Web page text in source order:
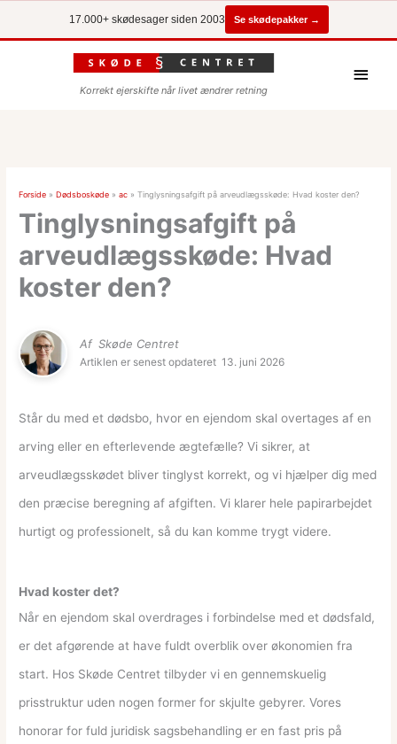
17.000+ skødesager siden 2003 Se skødepakker →
Korrekt ejerskifte når livet ændrer retning
Forside »Dødsboskøde »ac »Tinglysningsafgift på arveudlægsskøde: Hvad koster den?
Tinglysningsafgift på
arveudlægsskøde: Hvad
koster den?
Af Skøde Centret
Artiklen er senest opdateret 13. juni 2026
Står du med et dødsbo, hvor en ejendom skal overtages af en
arving eller en efterlevende ægtefælle? Vi sikrer, at
arveudlægsskødet bliver tinglyst korrekt, og vi hjælper dig med
den præcise beregning af afgiften. Vi klarer hele papirarbejdet
hurtigt og professionelt, så du kan komme trygt videre.
Hvad koster det?
Når en ejendom skal overdrages i forbindelse med et dødsfald,
er det afgørende at have fuldt overblik over økonomien fra
start. Hos Skøde Centret tilbyder vi en gennemskuelig
prisstruktur uden nogen former for skjulte gebyrer. Vores
honorar for fuld juridisk sagsbehandling er en fast pris på